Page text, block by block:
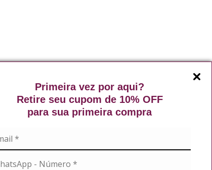
Primeira vez por aqui?
Retire seu cupom de 10% OFF
para sua primeira compra